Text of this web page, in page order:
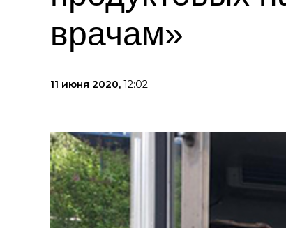
врачам»
11 июня 2020, 12:02